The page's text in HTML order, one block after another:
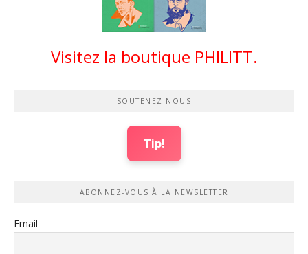
Visitez la boutique PHILITT.
SOUTENEZ-NOUS
Tip!
ABONNEZ-VOUS À LA NEWSLETTER
Email